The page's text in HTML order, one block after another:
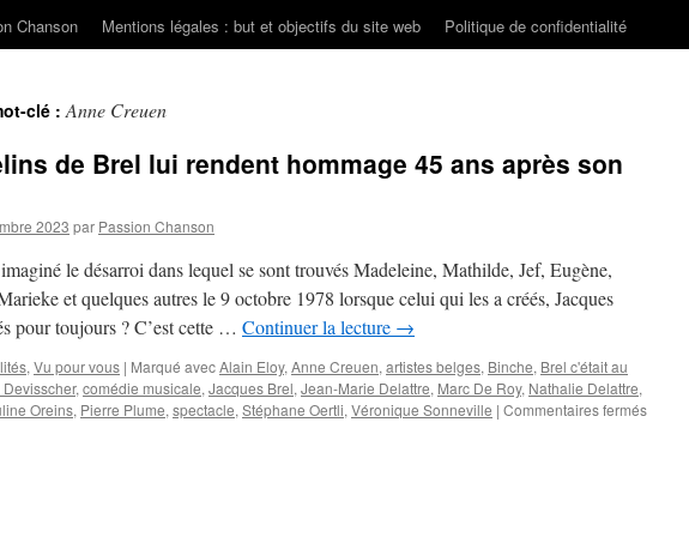
Chanson
Mentions légales : but et objectifs du site web Politique de confidentialité
clé :Anne Creuen
de Brel lui rendent hommage 45 ans après son
2023 par Passion Chanson
le désarroi dans lequel se sont trouvés Madeleine, Mathilde, Jef, Eugène,
et quelques autres le 9 octobre 1978 lorsque celui qui les a créés, Jacques
pour toujours ? C’est cette … Continuer la lecture →
, Vu pour vous | Marqué avecAlain Eloy, Anne Creuen, artistes belges, Binche, Brel c'était au
, comédie musicale, Jacques Brel, Jean-Marie Delattre, Marc De Roy, Nathalie Delattre,
Oreins, Pierre Plume, spectacle, Stéphane Oertli, Véronique Sonneville | Commentaires ferméssur